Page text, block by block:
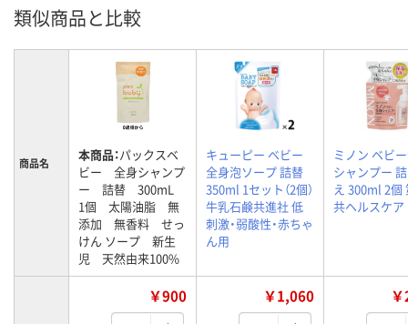
類似商品と比較
商品名 本商品：パックスベ
ビー 全身シャンプ
ー 詰替 300mL
1個 太陽油脂 無
添加 無香料 せっ
けん ソープ 新生
児 天然由来100%
キューピー ベビー
全身泡ソープ 詰替
350ml 1セット（2個）
牛乳石鹸共進社 低
刺激・弱酸性・赤ちゃ
ん用
ミノン ベビ
シャンプー
え 300ml 2個
共ヘルスケア
￥900 ￥1,060